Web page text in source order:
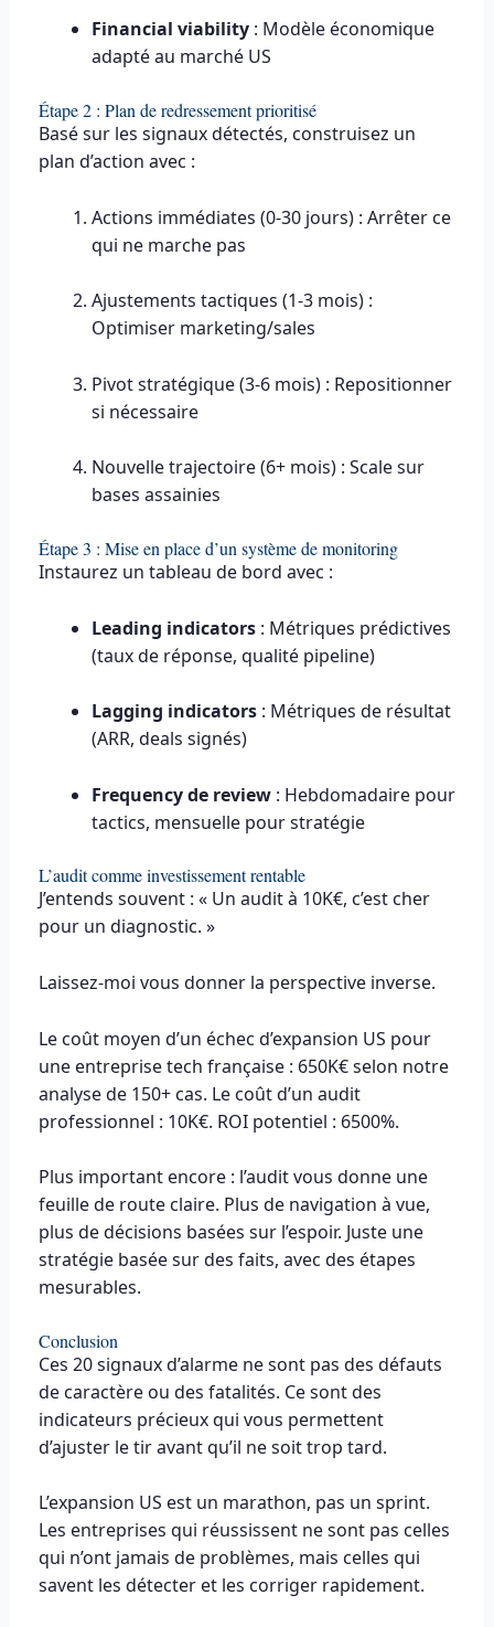
Financial viability : Modèle économique
adapté au marché US
Étape 2 : Plan de redressement prioritisé
Basé sur les signaux détectés, construisez un
plan d’action avec :
Actions immédiates (0-30 jours) : Arrêter ce
qui ne marche pas
Ajustements tactiques (1-3 mois) :
Optimiser marketing/sales
Pivot stratégique (3-6 mois) : Repositionner
si nécessaire
Nouvelle trajectoire (6+ mois) : Scale sur
bases assainies
Étape 3 : Mise en place d’un système de monitoring
Instaurez un tableau de bord avec :
Leading indicators: Métriques prédictives
(taux de réponse, qualité pipeline)
Lagging indicators : Métriques de résultat
(ARR, deals signés)
Frequency de review : Hebdomadaire pour
tactics, mensuelle pour stratégie
L’audit comme investissement rentable
J’entends souvent : « Un audit à 10K€, c’est cher
pour un diagnostic. »
Laissez-moi vous donner la perspective inverse.
Le coût moyen d’un échec d’expansion US pour
une entreprise tech française : 650K€ selon notre
analyse de 150+ cas. Le coût d’un audit
professionnel : 10K€. ROI potentiel : 6500%.
Plus important encore : l’audit vous donne une
feuille de route claire. Plus de navigation à vue,
plus de décisions basées sur l’espoir. Juste une
stratégie basée sur des faits, avec des étapes
mesurables.
Conclusion
Ces 20 signaux d’alarme ne sont pas des défauts
de caractère ou des fatalités. Ce sont des
indicateurs précieux qui vous permettent
d’ajuster le tir avant qu’il ne soit trop tard.
L’expansion US est un marathon, pas un sprint.
Les entreprises qui réussissent ne sont pas celles
qui n’ont jamais de problèmes, mais celles qui
savent les détecter et les corriger rapidement.